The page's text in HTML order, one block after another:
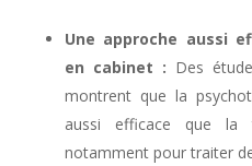
Une approche aussi
en cabinet : Des
montrent que la
aussi efficace que la
notamment pour traiter